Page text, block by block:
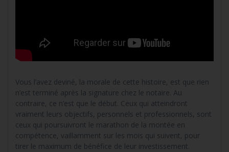
Vous l’avez deviné, la morale de cette histoire, est que rien
n’est terminé après la signature chez le notaire. Au
contraire, ce n’est que le début. Ceux qui atteindront
vraiment leurs objectifs, personnels et professionnels, sont
ceux qui poursuivront le marathon de la montée en
compétence, vaillamment sur les mois qui suivent, pour
tirer le maximum de bénéfice de leur investissement.